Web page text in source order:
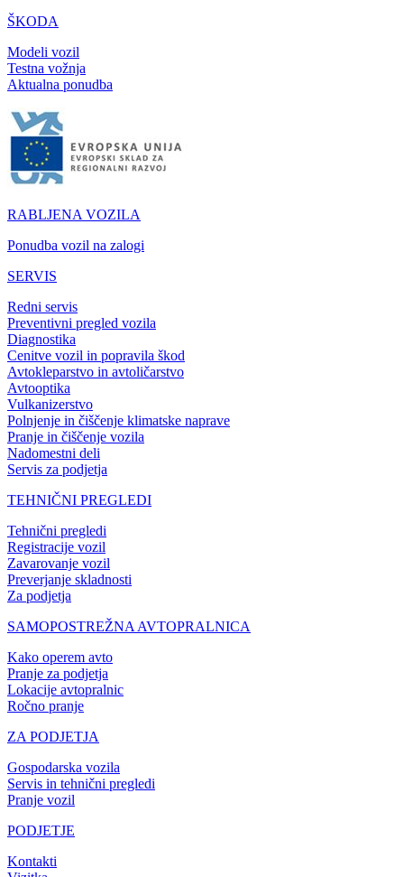
ŠKODA
Modeli vozil
Testna vožnja
Aktualna ponudba
RABLJENA VOZILA
Ponudba vozil na zalogi
SERVIS
Redni servis
Preventivni pregled vozila
Diagnostika
Cenitve vozil in popravila škod
Avtokleparstvo in avtoličarstvo
Avtooptika
Vulkanizerstvo
Polnjenje in čiščenje klimatske naprave
Pranje in čiščenje vozila
Nadomestni deli
Servis za podjetja
TEHNIČNI PREGLEDI
Tehnični pregledi
Registracije vozil
Zavarovanje vozil
Preverjanje skladnosti
Za podjetja
SAMOPOSTREŽNA AVTOPRALNICA
Kako operem avto
Pranje za podjetja
Lokacije avtopralnic
Ročno pranje
ZA PODJETJA
Gospodarska vozila
Servis in tehnični pregledi
Pranje vozil
PODJETJE
Kontakti